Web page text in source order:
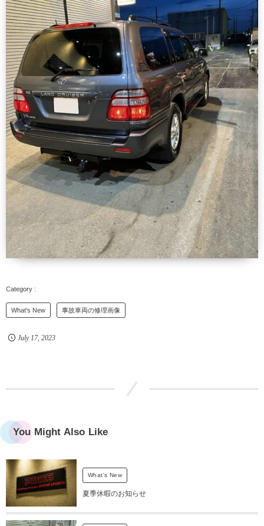
What's New 事故車両の修理画像
July 17, 2023
You Might Also Like
What's New
夏季休暇のお知らせ